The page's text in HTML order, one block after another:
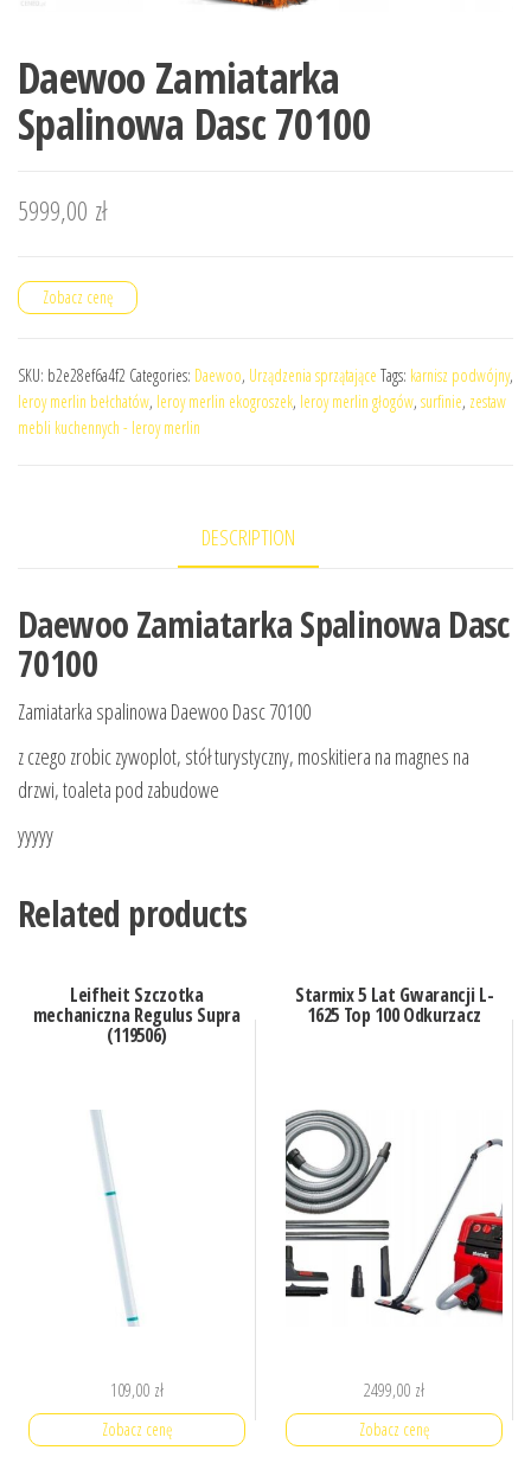
Daewoo Zamiatarka
Spalinowa Dasc 70100
5999,00 zł
Zobacz cenę
SKU: b2e28ef6a4f2 Categories: Daewoo, Urządzenia sprzątające Tags: karnisz podwójny,
leroy merlin bełchatów, leroy merlin ekogroszek, leroy merlin głogów, surfinie, zestaw
mebli kuchennych - leroy merlin
DESCRIPTION
Daewoo Zamiatarka Spalinowa Dasc
70100
Zamiatarka spalinowa Daewoo Dasc 70100
z czego zrobic zywoplot, stół turystyczny, moskitiera na magnes na
drzwi, toaleta pod zabudowe
yyyyy
Related products
Leifheit Szczotka
mechaniczna Regulus Supra
(119506)
109,00 zł
Zobacz cenę
Starmix 5 Lat Gwarancji L-
1625 Top 100 Odkurzacz
2499,00 zł
Zobacz cenę